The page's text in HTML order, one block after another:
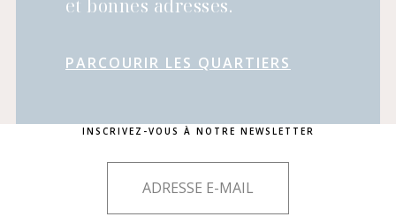
et bonnes adresses.
PARCOURIR LES QUARTIERS
INSCRIVEZ-VOUS À NOTRE NEWSLETTER